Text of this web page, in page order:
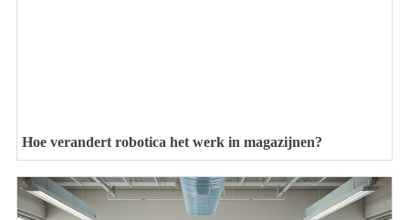
Hoe verandert robotica het werk in magazijnen?